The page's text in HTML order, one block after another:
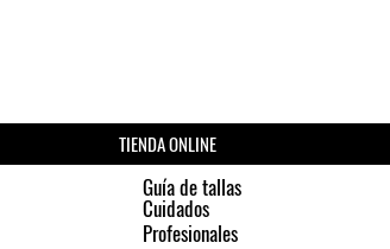
TIENDA ONLINE
Guía de tallas
Cuidados
Profesionales